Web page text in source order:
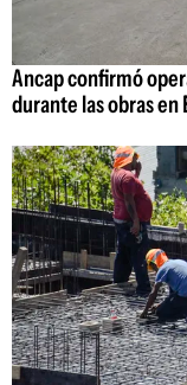
Ancap confirmó
durante las obras en